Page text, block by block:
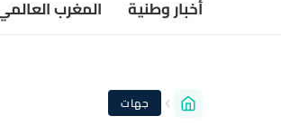
أخبار وطنية المغرب
جهات